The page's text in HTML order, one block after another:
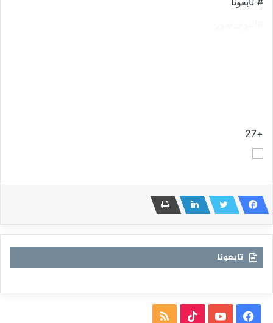
+27
تابعونا
فيسبوكيوتيوب TikTokملخص